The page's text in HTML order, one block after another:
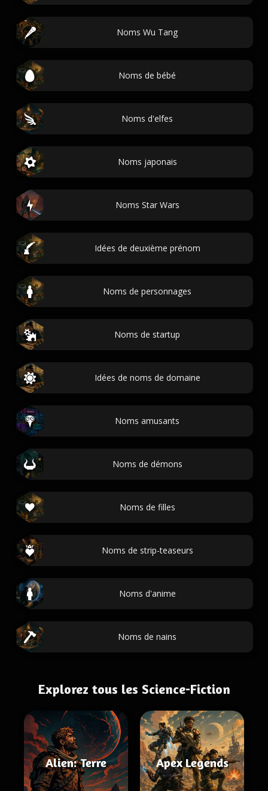
Noms Wu Tang
Noms de bébé
Noms d'elfes
Noms japonais
Noms Star Wars
Idées de deuxième prénom
Noms de personnages
Noms de startup
Idées de noms de domaine
Noms amusants
Noms de démons
Noms de filles
Noms de strip-teaseurs
Noms d'anime
Noms de nains
Explorez tous les Science-Fiction
Alien: Terre Apex Legends